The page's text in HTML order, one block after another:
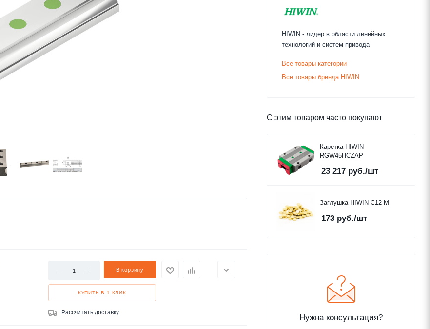
В корзину
КУПИТЬ В 1 КЛИК
Рассчитать доставку
HIWIN - лидер в области линейных
технологий и систем привода
Все товары категории
Все товары бренда HIWIN
С этим товаром часто покупают
Каретка HIWIN
RGW45HCZAP
23 217 руб./шт
Заглушка HIWIN C12-M
173 руб./шт
Нужна консультация?